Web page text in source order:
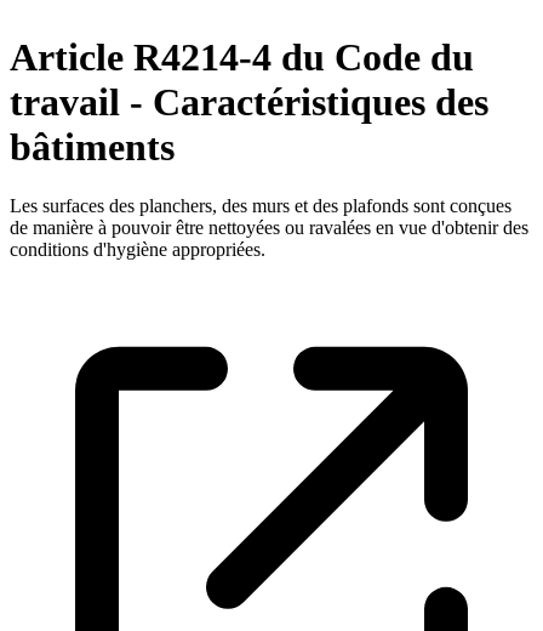
Article R4214-4 du Code du
travail - Caractéristiques des
bâtiments
Les surfaces des planchers, des murs et des plafonds sont conçues
de manière à pouvoir être nettoyées ou ravalées en vue d'obtenir des
conditions d'hygiène appropriées.